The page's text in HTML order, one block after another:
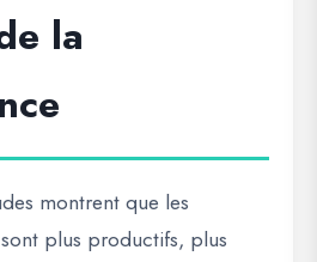
la
montrent que les
plus productifs, plus